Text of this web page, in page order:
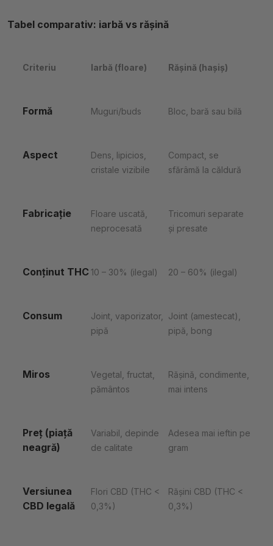
Tabel comparativ: iarbă vs rășină
Criteriu Iarbă (floare) Rășină (hașiș)
Formă Muguri/buds Bloc, bară sau bilă
Aspect
Dens, lipicios,
cristale vizibile
Compact, se
sfărâmă la căldură
Fabricație
Floare uscată,
neprocesată
Tricomuri separate
și presate
Conținut THC10 – 30% (ilegal) 20 – 60% (ilegal)
Consum
Joint, vaporizator,
pipă
Joint (amestecat),
pipă, bong
Miros
Vegetal, fructat,
pământos
Rășină, condimente,
mai intens
Preț (piață
neagră)
Variabil, depinde
de calitate
Adesea mai ieftin pe
gram
Versiunea
CBD legală
Flori CBD (THC <
0,3%)
Rășini CBD (THC <
0,3%)